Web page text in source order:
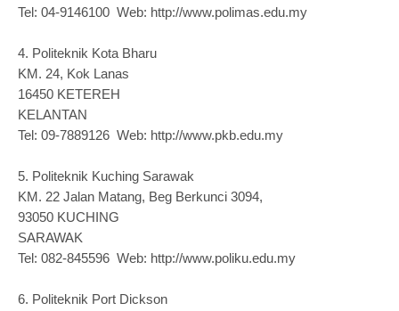
Tel: 04-9146100 Web: http://www.polimas.edu.my
4. Politeknik Kota Bharu
KM. 24, Kok Lanas
16450 KETEREH
KELANTAN
Tel: 09-7889126 Web: http://www.pkb.edu.my
5. Politeknik Kuching Sarawak
KM. 22 Jalan Matang, Beg Berkunci 3094,
93050 KUCHING
SARAWAK
Tel: 082-845596 Web: http://www.poliku.edu.my
6. Politeknik Port Dickson